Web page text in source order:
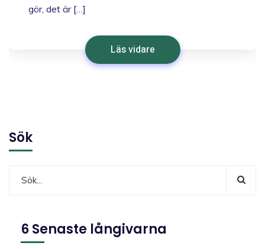
gör, det är […]
Läs vidare
Sök
6 Senaste långivarna